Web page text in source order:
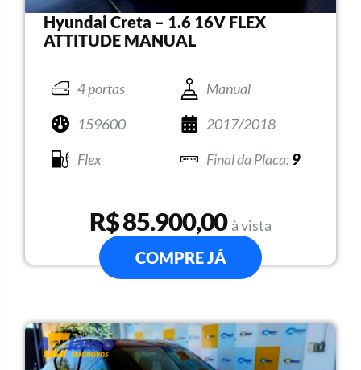
Hyundai Creta – 1.6 16V FLEX
ATTITUDE MANUAL
4 portas
Manual
159600
2017/2018
Flex
9
R$ 85.900,00 à vista
COMPRE JÁ